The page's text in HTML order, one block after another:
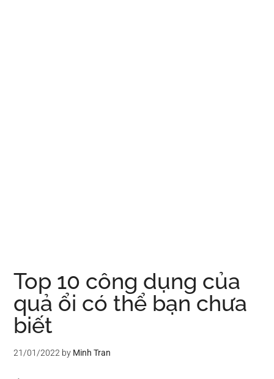
Top 10 công dụng của
quả ổi có thể bạn chưa
biết
21/01/2022 by Minh Tran